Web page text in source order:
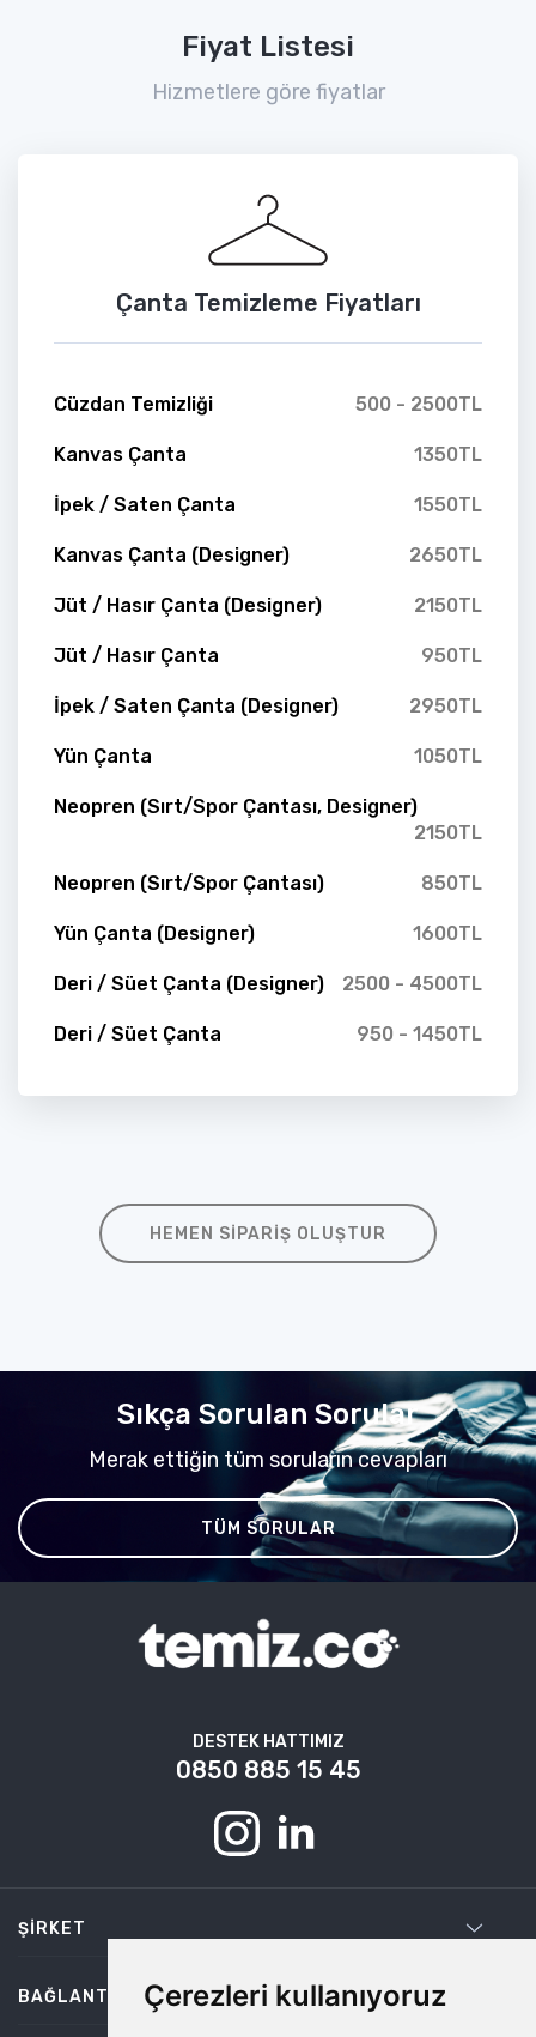
Çerezleri kullanıyoruz
Fiyat Listesi
Hizmetlere göre fiyatlar
Çanta Temizleme Fiyatları
Cüzdan Temizliği 500 - 2500TL
Kanvas Çanta 1350TL
İpek / Saten Çanta 1550TL
Kanvas Çanta (Designer) 2650TL
Jüt / Hasır Çanta (Designer) 2150TL
Jüt / Hasır Çanta 950TL
İpek / Saten Çanta (Designer) 2950TL
Yün Çanta 1050TL
Neopren (Sırt/Spor Çantası, Designer)
2150TL
Neopren (Sırt/Spor Çantası) 850TL
Yün Çanta (Designer) 1600TL
Deri / Süet Çanta (Designer) 2500 - 4500TL
Deri / Süet Çanta 950 - 1450TL
HEMEN SIPARIŞ OLUŞTUR
Sıkça Sorulan Sorular
Merak ettiğin tüm soruların cevapları
TÜM SORULAR
DESTEK HATTIMIZ
0850 885 15 45
ŞIRKET
BAĞLANTILAR